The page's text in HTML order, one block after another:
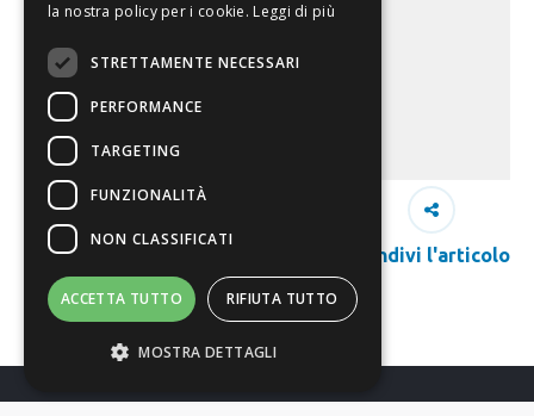
Condivi l'articolo
la nostra policy per i cookie. Leggi di più
STRETTAMENTE NECESSARI
PERFORMANCE
TARGETING
FUNZIONALITÀ
NON CLASSIFICATI
ACCETTA TUTTO RIFIUTA TUTTO
MOSTRA DETTAGLI